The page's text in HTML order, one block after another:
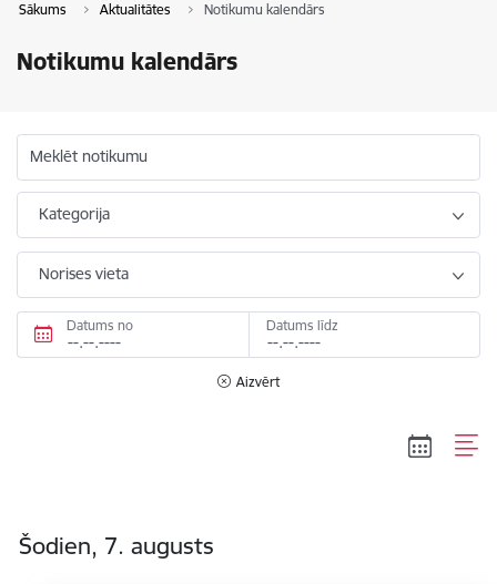
Sākums Aktualitātes Notikumu kalendārs
Notikumu kalendārs
Meklēt notikumu
Kategorija
Norises vieta
Datums no Datums līdz
Aizvērt
Šodien, 7. augusts